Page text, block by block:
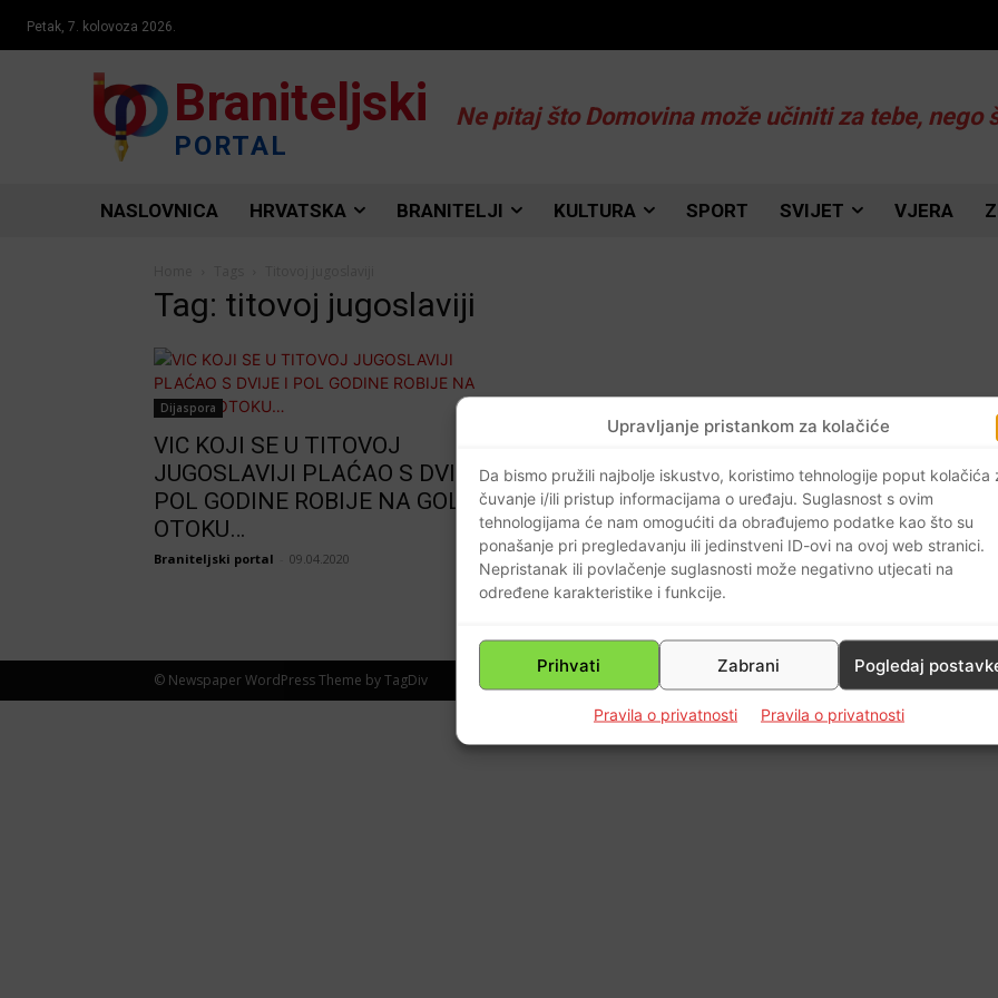
Upravljanje pristankom za kolačiće
Da bismo pružili najbolje iskustvo, koristimo tehnologije poput kolačića
čuvanje i/ili pristup informacijama o uređaju. Suglasnost s ovim
tehnologijama će nam omogućiti da obrađujemo podatke kao što su
ponašanje pri pregledavanju ili jedinstveni ID-ovi na ovoj web stranici.
Nepristanak ili povlačenje suglasnosti može negativno utjecati na
određene karakteristike i funkcije.
Prihvati Zabrani Pogledaj
Pravila o privatnosti Pravila o privatnosti
Petak, 7. kolovoza 2026.
Braniteljski
PORTAL
Ne pitaj što Domovina može učiniti za tebe, nego
NASLOVNICA HRVATSKA BRANITELJI KULTURA SPORT SVIJET VJERA
Tag: titovoj jugoslaviji
Dijaspora
VIC KOJI SE U TITOVOJ
JUGOSLAVIJI PLAĆAO S DVIJE I
POL GODINE ROBIJE NA GOLOM
OTOKU…
Braniteljski portal 09.04.2020
© Newspaper WordPress Theme by TagDiv